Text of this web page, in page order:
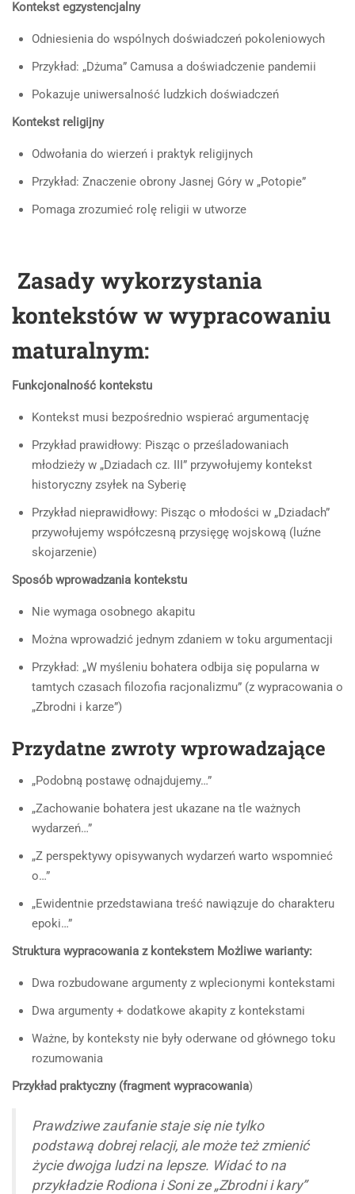
Kontekst egzystencjalny
Odniesienia do wspólnych doświadczeń pokoleniowych
Przykład: „Dżuma” Camusa a doświadczenie pandemii
Pokazuje uniwersalność ludzkich doświadczeń
Kontekst religijny
Odwołania do wierzeń i praktyk religijnych
Przykład: Znaczenie obrony Jasnej Góry w „Potopie”
Pomaga zrozumieć rolę religii w utworze
Zasady wykorzystania
kontekstów w wypracowaniu
maturalnym:
Funkcjonalność kontekstu
Kontekst musi bezpośrednio wspierać argumentację
Przykład prawidłowy: Pisząc o prześladowaniach
młodzieży w „Dziadach cz. III” przywołujemy kontekst
historyczny zsyłek na Syberię
Przykład nieprawidłowy: Pisząc o młodości w „Dziadach”
przywołujemy współczesną przysięgę wojskową (luźne
skojarzenie)
Sposób wprowadzania kontekstu
Nie wymaga osobnego akapitu
Można wprowadzić jednym zdaniem w toku argumentacji
Przykład: „W myśleniu bohatera odbija się popularna w
tamtych czasach filozofia racjonalizmu” (z wypracowania o
„Zbrodni i karze”)
Przydatne zwroty wprowadzające
„Podobną postawę odnajdujemy…”
„Zachowanie bohatera jest ukazane na tle ważnych
wydarzeń…”
„Z perspektywy opisywanych wydarzeń warto wspomnieć
o…”
„Ewidentnie przedstawiana treść nawiązuje do charakteru
epoki…”
Struktura wypracowania z kontekstem Możliwe warianty:
Dwa rozbudowane argumenty z wplecionymi kontekstami
Dwa argumenty + dodatkowe akapity z kontekstami
Ważne, by konteksty nie były oderwane od głównego toku
rozumowania
Przykład praktyczny (fragment wypracowania)
Prawdziwe zaufanie staje się nie tylko
podstawą dobrej relacji, ale może też zmienić
życie dwojga ludzi na lepsze. Widać to na
przykładzie Rodiona i Soni ze „Zbrodni i kary”